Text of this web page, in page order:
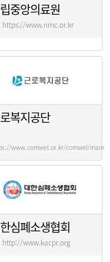
중앙의료원
https://www.nmc.or.kr
복지공단
www.comwel.or.kr/comwel/
심폐소생협회
http://www.kacpr.org